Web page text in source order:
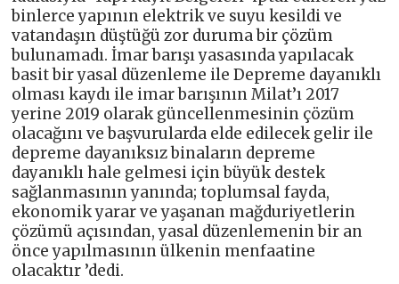
binlerce yapının elektrik ve suyu kesildi ve
vatandaşın düştüğü zor duruma bir çözüm
bulunamadı. İmar barışı yasasında yapılacak
basit bir yasal düzenleme ile Depreme dayanıklı
olması kaydı ile imar barışının Milat’ı 2017
yerine 2019 olarak güncellenmesinin çözüm
olacağını ve başvurularda elde edilecek gelir ile
depreme dayanıksız binaların depreme
dayanıklı hale gelmesi için büyük destek
sağlanmasının yanında; toplumsal fayda,
ekonomik yarar ve yaşanan mağduriyetlerin
çözümü açısından, yasal düzenlemenin bir an
önce yapılmasının ülkenin menfaatine
olacaktır ’dedi.